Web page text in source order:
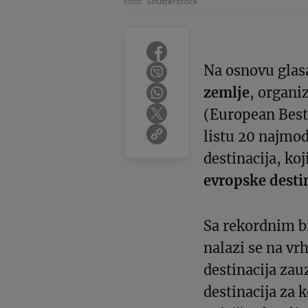
Na osnovu
zemlje,
(European
listu 20
destinacija,
evropske
Sa rekordnim
nalazi se na
destinacija
destinacija za